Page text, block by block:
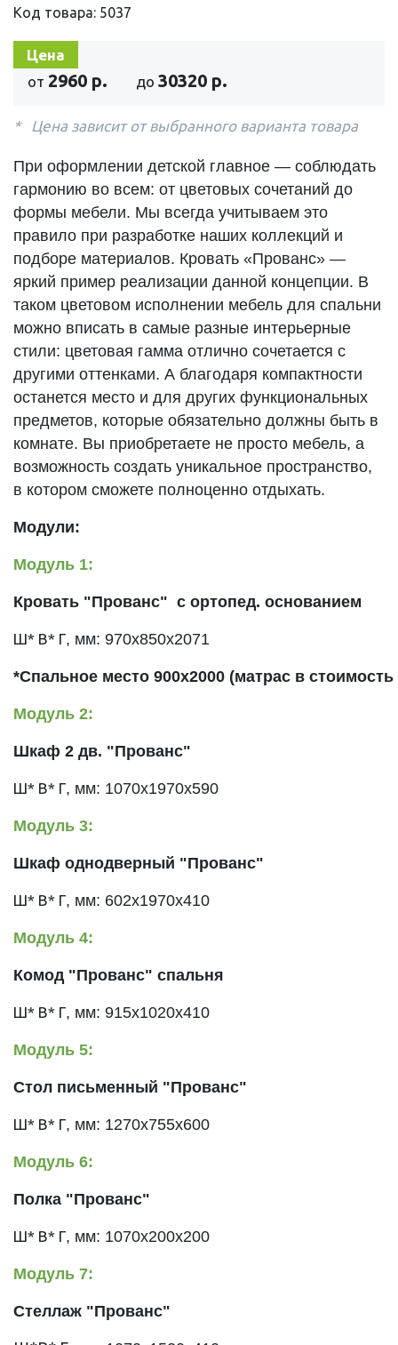
Код товара: 5037
Цена
от 2960 р. до 30320 р.
Цена зависит от выбранного варианта товара
При оформлении детской главное — соблюдать
гармонию во всем: от цветовых сочетаний до
формы мебели. Мы всегда учитываем это
правило при разработке наших коллекций и
подборе материалов. Кровать «Прованс» —
яркий пример реализации данной концепции. В
таком цветовом исполнении мебель для спальни
можно вписать в самые разные интерьерные
стили: цветовая гамма отлично сочетается с
другими оттенками. А благодаря компактности
останется место и для других функциональных
предметов, которые обязательно должны быть в
комнате. Вы приобретаете не просто мебель, а
возможность создать уникальное пространство,
в котором сможете полноценно отдыхать.
Модули:
Модуль 1:
Кровать "Прованс" с ортопед. основанием
Ш* В* Г, мм: 970х850х2071
*Спальное место 900х2000 (матрас в стоимость
Модуль 2:
Шкаф 2 дв. "Прованс"
Ш* В* Г, мм: 1070х1970х590
Модуль 3:
Шкаф однодверный "Прованс"
Ш* В* Г, мм: 602х1970х410
Модуль 4:
Комод "Прованс" спальня
Ш* В* Г, мм: 915х1020х410
Модуль 5:
Стол письменный "Прованс"
Ш* В* Г, мм: 1270х755х600
Модуль 6:
Полка "Прованс"
Ш* В* Г, мм: 1070х200х200
Модуль 7:
Стеллаж "Прованс"